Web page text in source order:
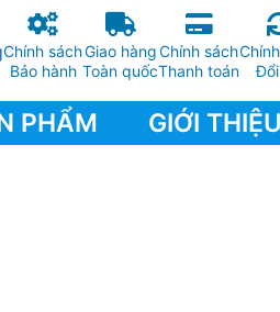
Chính sách
Bảo hành
Giao hàng
Toàn quốc
Chính sách
Thanh toán
PHẨM GIỚI THIỆU